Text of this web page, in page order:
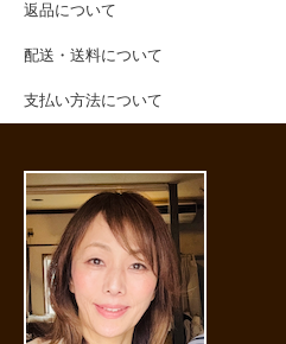
返品について
配送・送料について
支払い方法について